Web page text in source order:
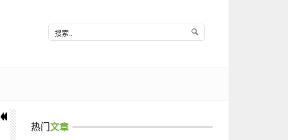
热门文章